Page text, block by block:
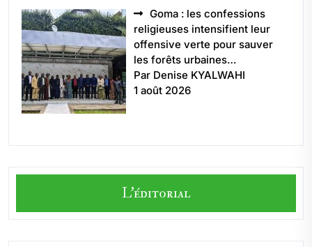
Goma : les confessions
religieuses intensifient leur
offensive verte pour sauver
les forêts urbaines…
Par Denise KYALWAHI
1 août 2026
L'éditorial